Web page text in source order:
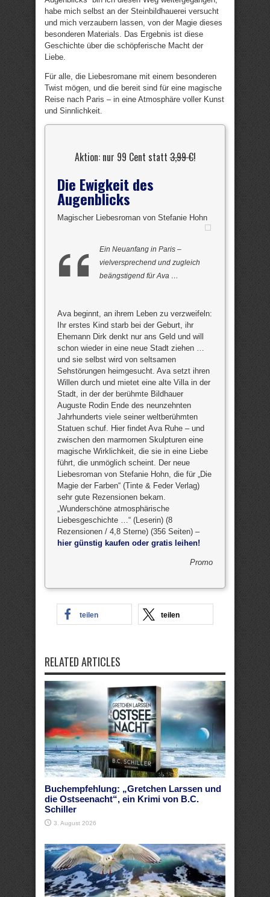
habe mich selbst an der Steinbildhauerei versucht
und mich verzaubern lassen, von der Magie dieses
besonderen Materials. Das Ergebnis ist diese
Geschichte über die schöpferische Macht der
Liebe.
Für alle, die Liebesromane mit einem besonderen
Twist mögen, und die bereit sind für eine magische
Reise nach Paris – in eine Atmosphäre voller Kunst
und Sinnlichkeit.
Aktion: nur 99 Cent statt3,99 €!
Die Ewigkeit des
Augenblicks
Magischer Liebesroman von Stefanie Hohn
Ein Neuanfang in Paris –
vielversprechend und zugleich
beängstigend für Ava …
Ava beginnt, an ihrem Leben zu verzweifeln:
Ihr erstes Kind starb bei der Geburt, ihr
Ehemann Dirk denkt nur ans Geld und will
schon wieder in eine neue Stadt ziehen …
und sie selbst wird von seltsamen
Sehstörungen heimgesucht. Ava setzt ihren
Willen durch und mietet eine alte Villa in der
Stadt, in der der berühmte Bildhauer
Auguste Rodin Ende des neunzehnten
Jahrhunderts viele seiner weltberühmten
Statuen schuf. Hier findet Ava Ruhe – und
zwischen den marmornen Skulpturen eine
magische Wirklichkeit, die sie in eine Liebe
führt, die unmöglich scheint. Der neue
Liebesroman von Stefanie Hohn, die für „Die
Magie der Farben“ (Tinte & Feder Verlag)
sehr gute Rezensionen bekam.
„Wunderschöne atmosphärische
Liebesgeschichte …“ (Leserin) (8
Rezensionen / 4,8 Sterne) (356 Seiten) –
hier günstig kaufen oder gratis leihen!
Promo
teilen teilen
RELATED ARTICLES
Buchempfehlung: „Gretchen Larssen und
die Ostseenacht“, ein Krimi von B.C.
Schiller
3. August 2026